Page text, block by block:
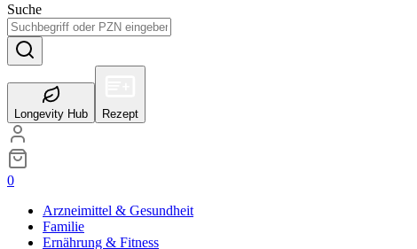
Suche
Longevity Hub Rezept
0
Arzneimittel & Gesundheit
Familie
Ernährung & Fitness